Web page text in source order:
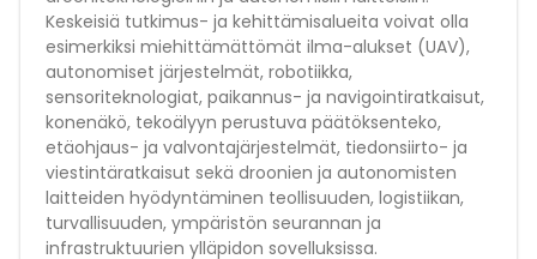
Keskeisiä tutkimus- ja kehittämisalueita voivat olla
esimerkiksi miehittämättömät ilma-alukset (UAV),
autonomiset järjestelmät, robotiikka,
sensoriteknologiat, paikannus- ja navigointiratkaisut,
konenäkö, tekoälyyn perustuva päätöksenteko,
etäohjaus- ja valvontajärjestelmät, tiedonsiirto- ja
viestintäratkaisut sekä droonien ja autonomisten
laitteiden hyödyntäminen teollisuuden, logistiikan,
turvallisuuden, ympäristön seurannan ja
infrastruktuurien ylläpidon sovelluksissa.